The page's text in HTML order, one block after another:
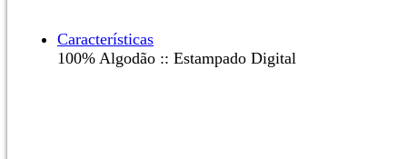
Características
100% Algodão :: Estampado Digital